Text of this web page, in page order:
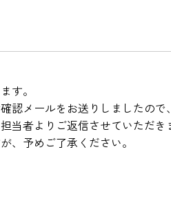
す。
認メールをお送りしましたので
当者よりご返信させていただき
、予めご了承ください。